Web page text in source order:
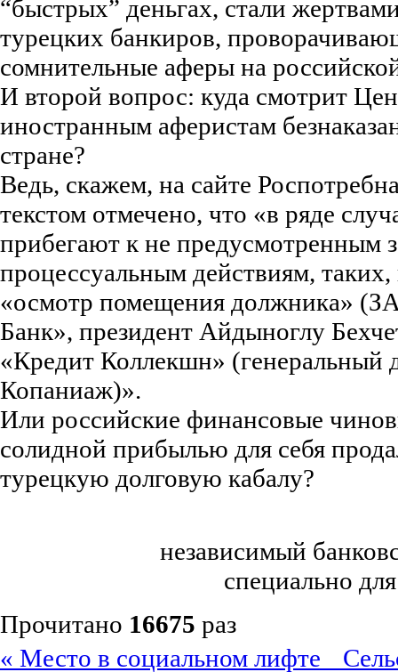
“быстрых” деньгах, стали
турецких банкиров,
сомнительные аферы на
И второй вопрос: куда смотрит
иностранным аферистам
стране?
Ведь, скажем, на сайте
текстом отмечено, что «в ряде
прибегают к не предусмотренным
процессуальным действиям,
«осмотр помещения должника»
Банк», президент Айдыноглу
«Кредит Коллекшн» (генеральный
Копаниаж)».
Или российские финансовые
солидной прибылью для себя
турецкую долговую кабалу?
независимый
специально
Прочитано 16675 раз
« Место в социальном лифте